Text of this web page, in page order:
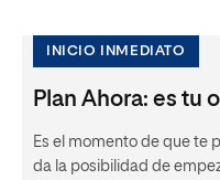
INICIO INMEDIATO
Plan Ahora: es tu
Es el momento de que te
da la posibilidad de